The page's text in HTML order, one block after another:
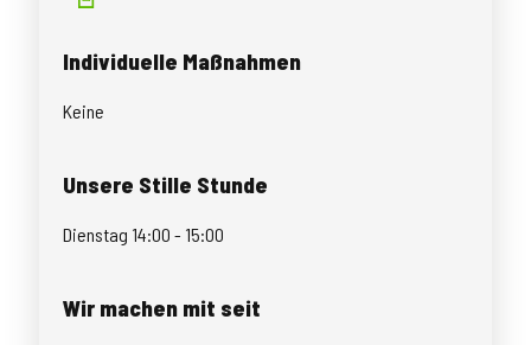
Individuelle Maßnahmen
Keine
Unsere Stille Stunde
Dienstag 14:00 - 15:00
Wir machen mit seit